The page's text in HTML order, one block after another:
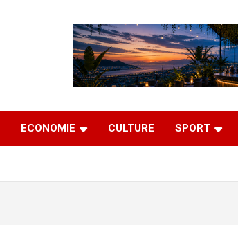
ECONOMIE CULTURE SPORT